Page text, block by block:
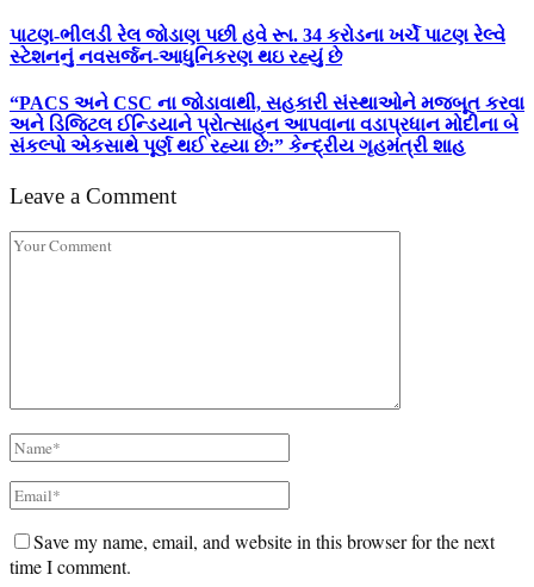
પાટણ-ભીલડી રેલ જોડાણ પછી હવે રૂા. 34 કરોડના ખર્ચે પાટણ રેલ્વે
સ્ટેશનનું નવસર્જન-આધુનિકરણ થઇ રહ્યું છે
“PACS અને CSC ના જોડાવાથી, સહકારી સંસ્થાઓને મજબૂત કરવા
અને ડિજિટલ ઈન્ડિયાને પ્રોત્સાહન આપવાના વડાપ્રધાન મોદીના બે
સંકલ્પો એકસાથે પૂર્ણ થઈ રહ્યા છે:” કેન્દ્રીય ગૃહમંત્રી શાહ
Leave a Comment
Save my name, email, and website in this browser for the next
time I comment.